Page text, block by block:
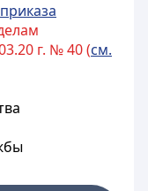
приказа
г. № 40 (см.